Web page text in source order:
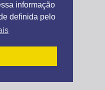
informação
definida pelo